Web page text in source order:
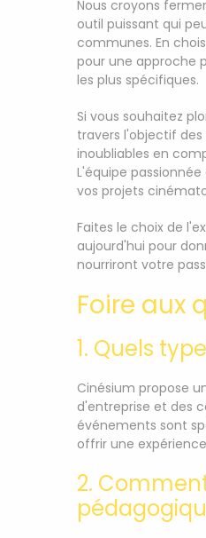
Nous croyons
outil puissant qui
communes. En
pour une approche
les plus spécifiques.
Si vous souhaitez
travers l'objectif
inoubliables en
L'équipe
vos projets
Faites le choix de
aujourd'hui pour
nourriront votre
Foire aux
1. Quels
Cinésium propose
d'entreprise et des
événements sont
offrir une
2.